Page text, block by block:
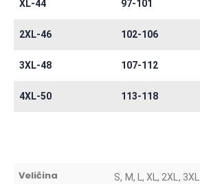
XL-44 97-101
2XL-46 102-106
3XL-48 107-112
4XL-50 113-118
Veličina S, M, L, XL, 2XL, 3XL